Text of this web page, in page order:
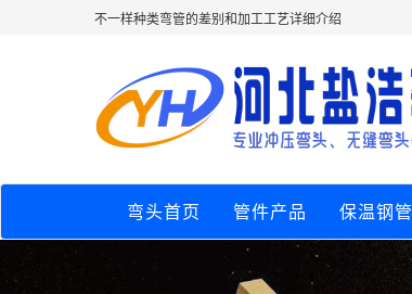
不一样种类弯管的差别和加工工艺详细介绍
弯头首页 管件产品 保温钢管